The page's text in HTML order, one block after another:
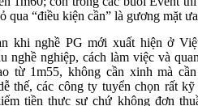
qua “điều kiện cần” là gương mặt
khi nghề PG mới xuất hiện ở
nghề nghiệp, cách làm việc và
từ 1m55, không cần xinh mà
thế, các công ty tuyển chọn rất
tiền thực sự chứ không đơn